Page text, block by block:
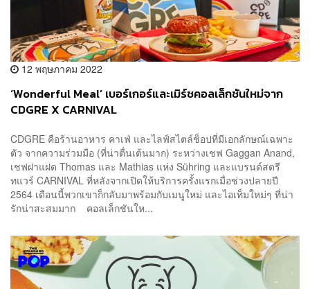
12 พฤษภาคม 2022
‘Wonderful Meal’ เบอร์เกอร์และเมิร์ชคอลเล็กชันใหม่จาก
CDGRE X CARNIVAL
CDGRE คือร้านอาหาร คาเฟ่ และไลฟ์สไตล์ช็อปที่มีเอกลักษณ์เฉพาะ
ตัว จากความร่วมมือ (ที่น่าตื่นเต้นมาก) ระหว่างเชฟ Gaggan Anand,
เชฟฝาแฝด Thomas และ Mathias แห่ง Sühring และแบรนด์สตรี
ทแวร์ CARNIVAL ที่หลังจากเปิดให้บริการครั้งแรกเมื่อช่วงปลายปี
2564 เดือนนี้พวกเขาก็กลับมาพร้อมกับเมนูใหม่ และไอเท็มใหม่ๆ ที่น่า
รักน่าสะสมมาก คอลเล็กชันให...